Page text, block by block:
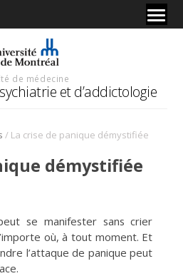
de médecine
et d’addictologie
/ La crise de panique démystifiée
démystifiée
se manifester sans crier
où, à tout moment. Et
l’attaque de panique peut